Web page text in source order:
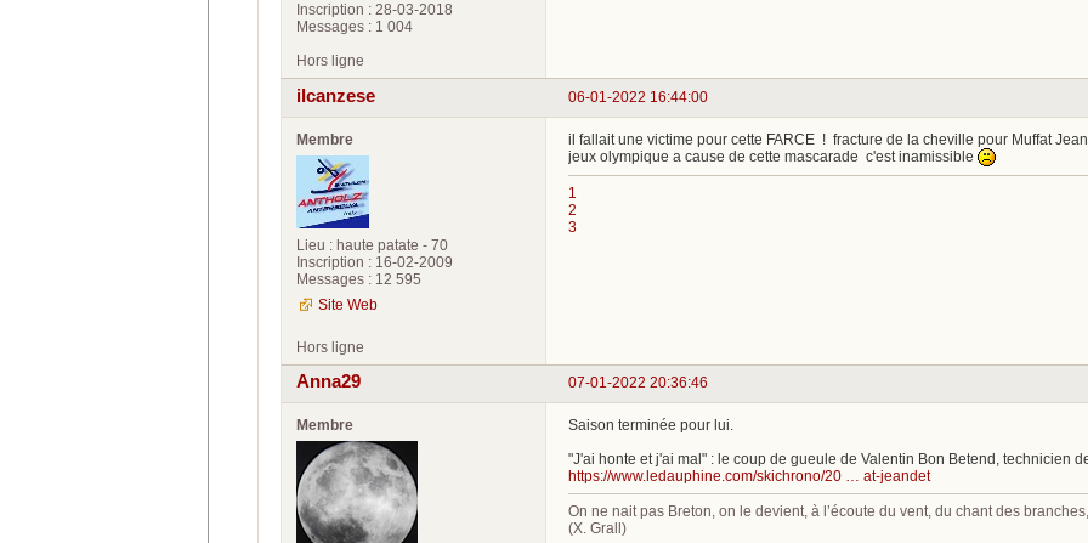
Inscription : 28-03-2018
Messages : 1 004
Hors ligne
06-01-2022 16:44:00
ilcanzese
Membre
Lieu : haute patate - 70
Inscription : 16-02-2009
Messages : 12 595
Site Web
il fallait une victime pour cette FARCE ! fracture de la cheville pour Muffat
jeux olympique a cause de cette mascarade c'est inamissible
1
2
3
Hors ligne
07-01-2022 20:36:46
Anna29
Membre
Saison terminée pour lui.
"J'ai honte et j'ai mal" : le coup de gueule de Valentin Bon Betend, technicien
https://www.ledauphine.com/skichrono/20 … at-jeandet
On ne nait pas Breton, on le devient, à l’écoute du vent, du chant des
(X. Grall)